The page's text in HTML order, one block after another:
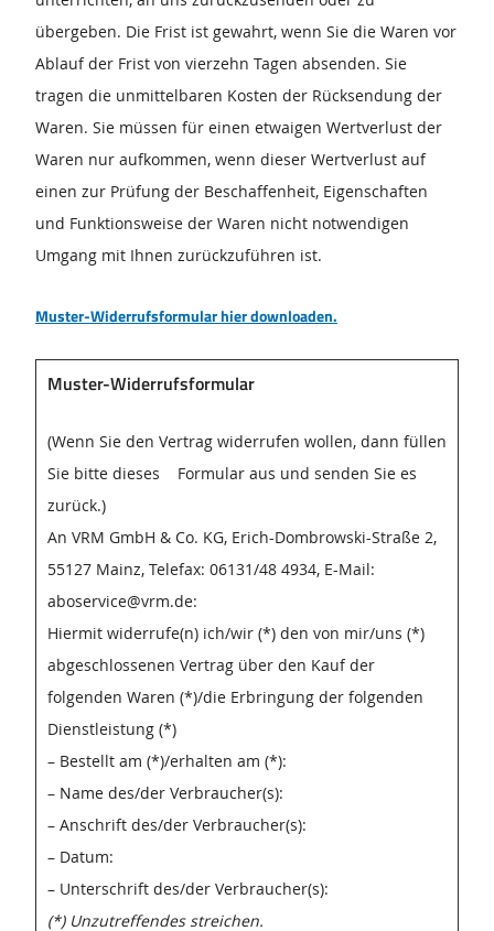
übergeben. Die Frist ist gewahrt, wenn Sie die Waren vor
Ablauf der Frist von vierzehn Tagen absenden. Sie
tragen die unmittelbaren Kosten der Rücksendung der
Waren. Sie müssen für einen etwaigen Wertverlust der
Waren nur aufkommen, wenn dieser Wertverlust auf
einen zur Prüfung der Beschaffenheit, Eigenschaften
und Funktionsweise der Waren nicht notwendigen
Umgang mit Ihnen zurückzuführen ist.
Muster-Widerrufsformular hier downloaden.
Muster-Widerrufsformular
(Wenn Sie den Vertrag widerrufen wollen, dann füllen
Sie bitte dieses Formular aus und senden Sie es
zurück.)
An VRM GmbH & Co. KG, Erich-Dombrowski-Straße 2,
55127 Mainz, Telefax: 06131/48 4934, E-Mail:
aboservice@vrm.de:
Hiermit widerrufe(n) ich/wir (*) den von mir/uns (*)
abgeschlossenen Vertrag über den Kauf der
folgenden Waren (*)/die Erbringung der folgenden
Dienstleistung (*)
– Bestellt am (*)/erhalten am (*):
– Name des/der Verbraucher(s):
– Anschrift des/der Verbraucher(s):
– Datum:
– Unterschrift des/der Verbraucher(s):
(*) Unzutreffendes streichen.